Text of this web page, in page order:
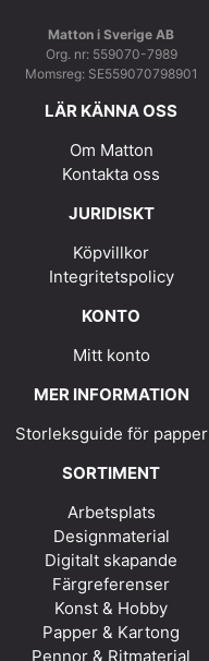
Matton i Sverige AB
Org. nr: 559070-7989
Momsreg: SE559070798901
LÄR KÄNNA OSS
Om Matton
Kontakta oss
JURIDISKT
Köpvillkor
Integritetspolicy
KONTO
Mitt konto
MER INFORMATION
Storleksguide för papper
SORTIMENT
Arbetsplats
Designmaterial
Digitalt skapande
Färgreferenser
Konst & Hobby
Papper & Kartong
Pennor & Ritmaterial